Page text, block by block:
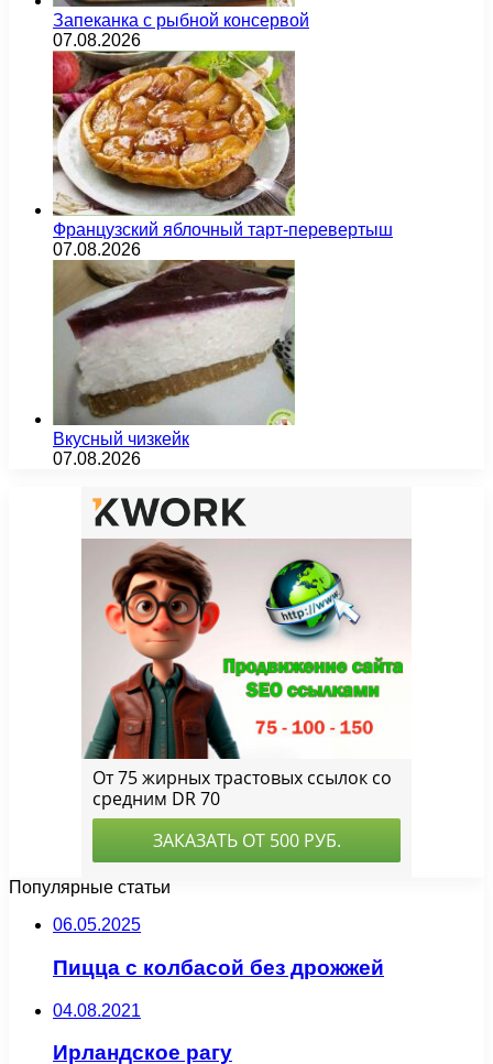
Запеканка с рыбной консервой
07.08.2026
Французский яблочный тарт-перевертыш
07.08.2026
Вкусный чизкейк
07.08.2026
Популярные статьи
06.05.2025
Пицца с колбасой без дрожжей
04.08.2021
Ирландское рагу